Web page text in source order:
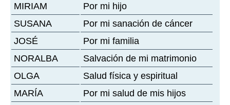
MIRIAM
Por mi hijo
SUSANA
Por mi sanación de cáncer
JOSÉ
Por mi familia
NORALBA
Salvación de mi matrimonio
OLGA
Salud física y espiritual
MARÍA
Por mi salud de mis hijos